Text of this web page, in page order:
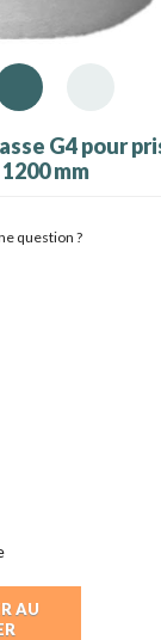
G4 pour
mm
question ?
AU